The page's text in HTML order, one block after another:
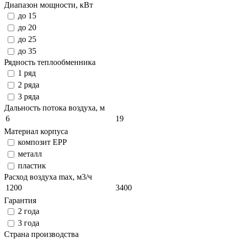
Диапазон мощности, кВт
до 15
до 20
до 25
до 35
Рядность теплообменника
1 ряд
2 ряда
3 ряда
Дальность потока воздуха, м
6
19
Материал корпуса
композит EPP
металл
пластик
Расход воздуха max, м3/ч
1200
3400
Гарантия
2 года
3 года
Страна производства